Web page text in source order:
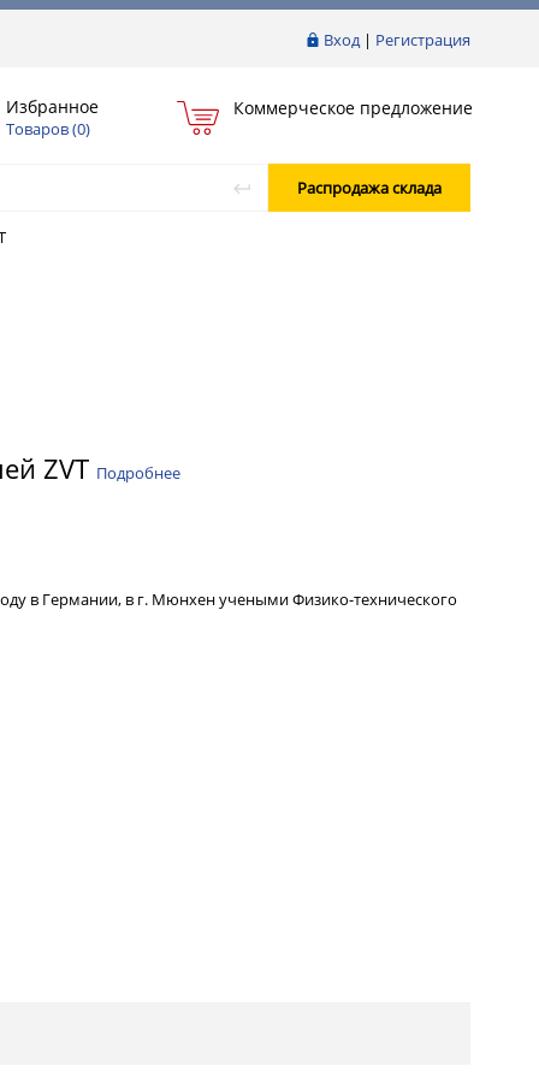
Вход| Регистрация
Избранное
Товаров (0)
Коммерческое предложение
Распродажа склада
ZVT Подробнее
в Германии, в г. Мюнхен учеными Физико-технического